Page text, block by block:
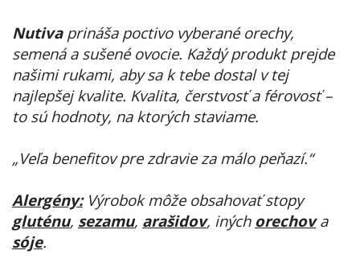
Nutivaprináša poctivo vyberané orechy,
semená a sušené ovocie. Každý produkt prejde
našimi rukami, aby sa k tebe dostal v tej
najlepšej kvalite. Kvalita, čerstvosť a férovosť –
to sú hodnoty, na ktorých staviame.
„Veľa benefitov pre zdravie za málo peňazí.“
Alergény:Výrobok môže obsahovať stopy
gluténu, sezamu, arašidov, iných orechova
sóje.